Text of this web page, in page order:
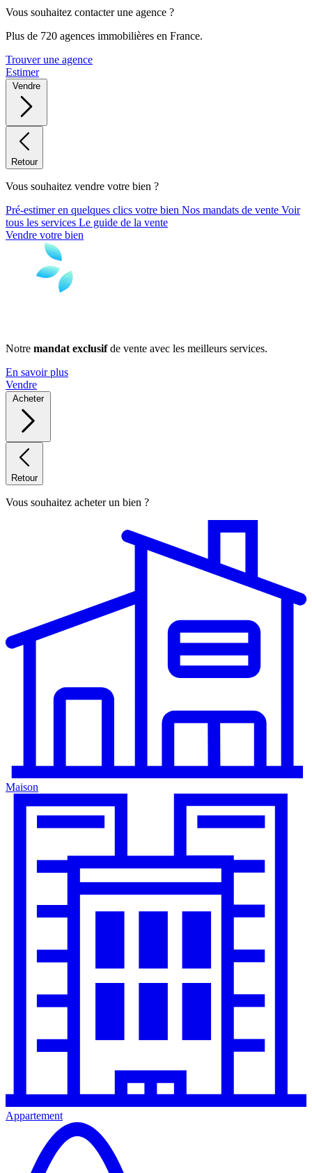
Vous souhaitez contacter une agence ?
Plus de 720 agences immobilières en France.
Trouver une agence
Estimer
Vendre
Retour
Vous souhaitez vendre votre bien ?
Pré-estimer en quelques clics votre bien Nos mandats de vente Voir
tous les services Le guide de la vente
Vendre votre bien
Notre mandat exclusifde vente avec les meilleurs services.
En savoir plus
Vendre
Acheter
Retour
Vous souhaitez acheter un bien ?
Maison
Appartement